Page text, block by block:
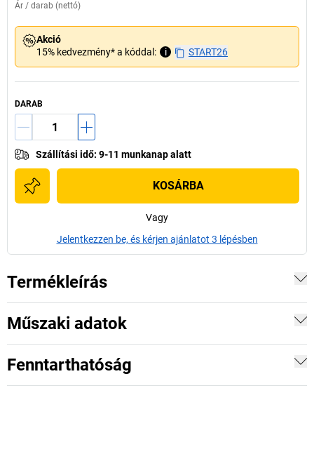
Ár / darab (nettó)
Akció
15% kedvezmény* a kóddal:
i START26
DARAB
Szállítási idő: 9-11 munkanap alatt
KOSÁRBA
Vagy
Jelentkezzen be, és kérjen ajánlatot 3 lépésben
Termékleírás
Műszaki adatok
Fenntarthatóság